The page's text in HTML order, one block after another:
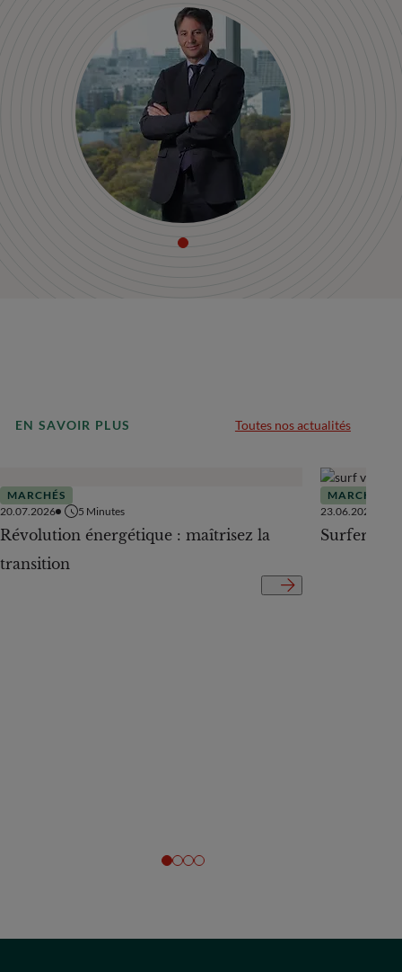
EN SAVOIR PLUS Toutes nos actualités
MARCHÉS
20.07.2026
5 Minutes
Révolution énergétique : maîtrisez la
transition
MARCHÉS
23.06.2026
Surfer sur